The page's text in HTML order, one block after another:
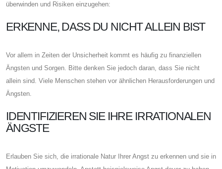
überwinden und Risiken einzugehen:
ERKENNE, DASS DU NICHT ALLEIN BIST
Vor allem in Zeiten der Unsicherheit kommt es häufig zu finanziellen
Ängsten und Sorgen. Bitte denken Sie jedoch daran, dass Sie nicht
allein sind. Viele Menschen stehen vor ähnlichen Herausforderungen und
Ängsten.
IDENTIFIZIEREN SIE IHRE IRRATIONALEN
ÄNGSTE
Erlauben Sie sich, die irrationale Natur Ihrer Angst zu erkennen und sie in